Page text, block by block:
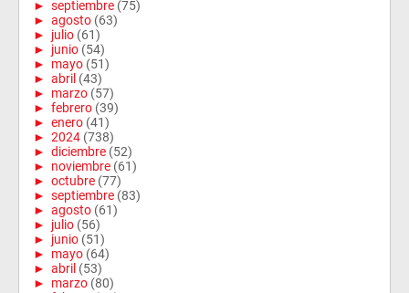
► septiembre (75)
► agosto (63)
► julio (61)
► junio (54)
► mayo (51)
► abril (43)
► marzo (57)
► febrero (39)
► enero (41)
► 2024 (738)
► diciembre (52)
► noviembre (61)
► octubre (77)
► septiembre (83)
► agosto (61)
► julio (56)
► junio (51)
► mayo (64)
► abril (53)
► marzo (80)